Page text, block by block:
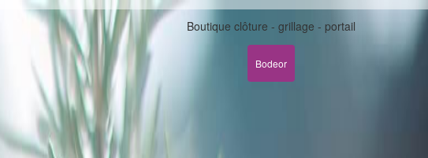
Boutique clôture - grillage - portail
Bodeor